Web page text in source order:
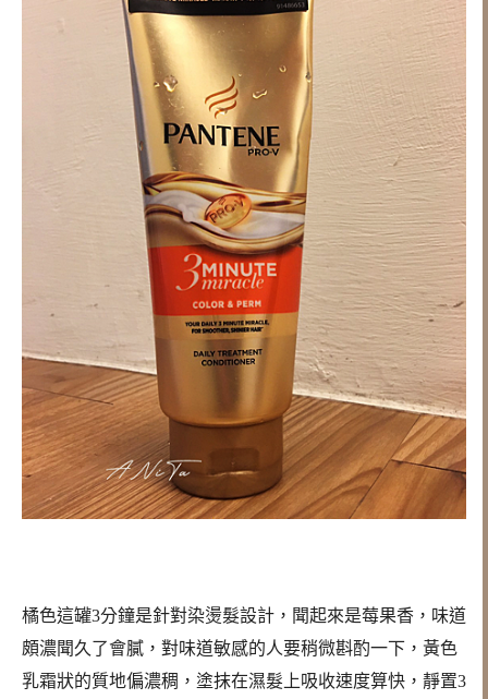
橘色這罐3分鐘是針對染燙髮設計，聞起來是莓果香，味道
頗濃聞久了會膩，對味道敏感的人要稍微斟酌一下，黃色
乳霜狀的質地偏濃稠，塗抹在濕髮上吸收速度算快，靜置3